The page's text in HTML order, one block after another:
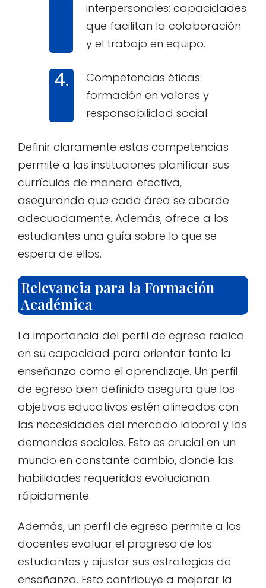
interpersonales: capacidades
que facilitan la colaboración
y el trabajo en equipo.
Competencias éticas:
formación en valores y
responsabilidad social.
Definir claramente estas competencias
permite a las instituciones planificar sus
currículos de manera efectiva,
asegurando que cada área se aborde
adecuadamente. Además, ofrece a los
estudiantes una guía sobre lo que se
espera de ellos.
Relevancia para la Formación
Académica
La importancia del perfil de egreso radica
en su capacidad para orientar tanto la
enseñanza como el aprendizaje. Un perfil
de egreso bien definido asegura que los
objetivos educativos estén alineados con
las necesidades del mercado laboral y las
demandas sociales. Esto es crucial en un
mundo en constante cambio, donde las
habilidades requeridas evolucionan
rápidamente.
Además, un perfil de egreso permite a los
docentes evaluar el progreso de los
estudiantes y ajustar sus estrategias de
enseñanza. Esto contribuye a mejorar la